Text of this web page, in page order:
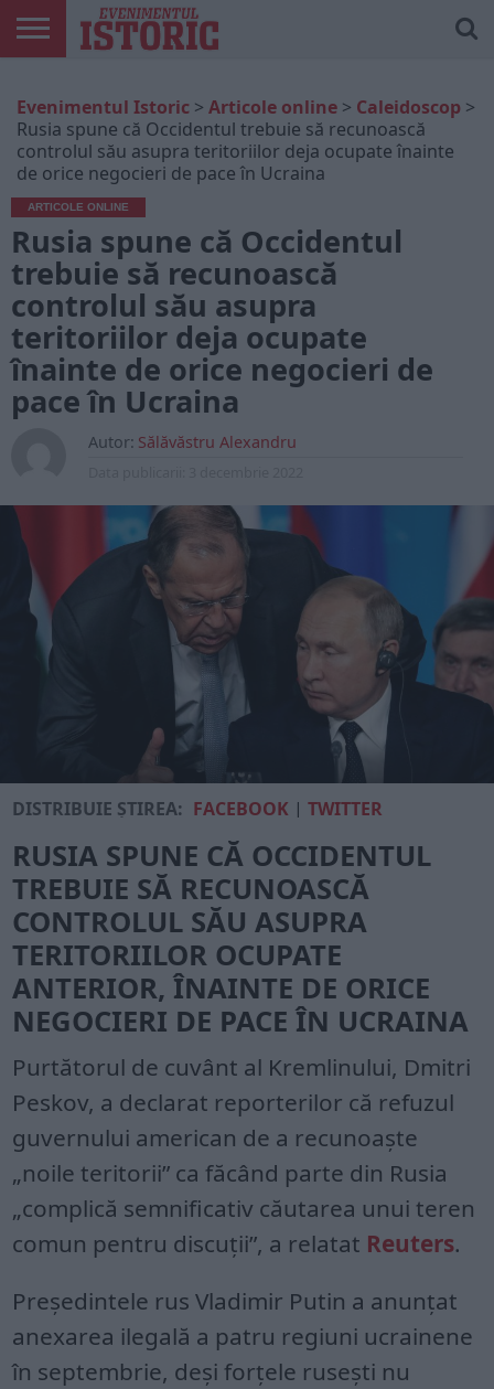
ONLINE
EDIȚII
TIPĂRITE
ISTORIC
PLAY
CONTUL
MEU
Evenimentul Istoric > Articole online > Caleidoscop >
Rusia spune că Occidentul trebuie să recunoască
controlul său asupra teritoriilor deja ocupate înainte
de orice negocieri de pace în Ucraina
ARTICOLE ONLINE
Rusia spune că Occidentul
trebuie să recunoască
controlul său asupra
teritoriilor deja ocupate
înainte de orice negocieri de
pace în Ucraina
Autor: Sălăvăstru Alexandru
DISTRIBUIE ȘTIREA: FACEBOOK |TWITTER
RUSIA SPUNE CĂ OCCIDENTUL
TREBUIE SĂ RECUNOASCĂ
CONTROLUL SĂU ASUPRA
TERITORIILOR OCUPATE
ANTERIOR, ÎNAINTE DE ORICE
NEGOCIERI DE PACE ÎN UCRAINA
Purtătorul de cuvânt al Kremlinului, Dmitri
Peskov, a declarat reporterilor că refuzul
guvernului american de a recunoaște
„noile teritorii” ca făcând parte din Rusia
„complică semnificativ căutarea unui teren
comun pentru discuții”, a relatat Reuters.
Președintele rus Vladimir Putin a anunțat
anexarea ilegală a patru regiuni ucrainene
în septembrie, deși forțele rusești nu